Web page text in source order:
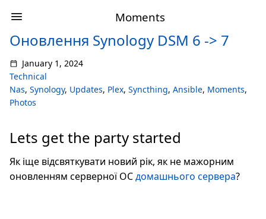
Moments
Оновлення Synology DSM 6 -> 7
January 1, 2024
Technical
Nas, Synology, Updates, Plex, Syncthing, Ansible, Moments,
Photos
Lets get the party started
Як іще відсвяткувати новий рік, як не мажорним
оновленням серверної ОСдомашнього сервера?